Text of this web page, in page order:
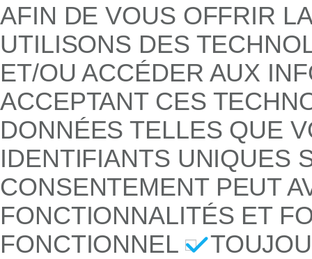
AFIN DE VOUS OFFRIR
UTILISONS DES
ET/OU ACCÉDER AUX
ACCEPTANT CES
DONNÉES TELLES QUE
IDENTIFIANTS UNIQUES
CONSENTEMENT PEUT
FONCTIONNALITÉS ET
FONCTIONNEL